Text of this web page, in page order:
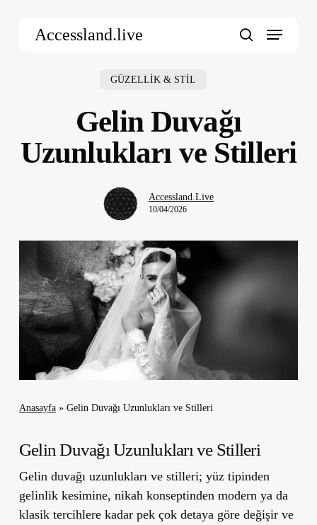
Accessland.live Menu
GÜZELLİK & STİL
Gelin Duvağı
Uzunlukları ve Stilleri
Accessland.Live
10/04/2026
Anasayfa» Gelin Duvağı Uzunlukları ve Stilleri
Gelin Duvağı Uzunlukları ve Stilleri
Gelin duvağı uzunlukları ve stilleri; yüz tipinden
gelinlik kesimine, nikah konseptinden modern ya da
klasik tercihlere kadar pek çok detaya göre değişir ve